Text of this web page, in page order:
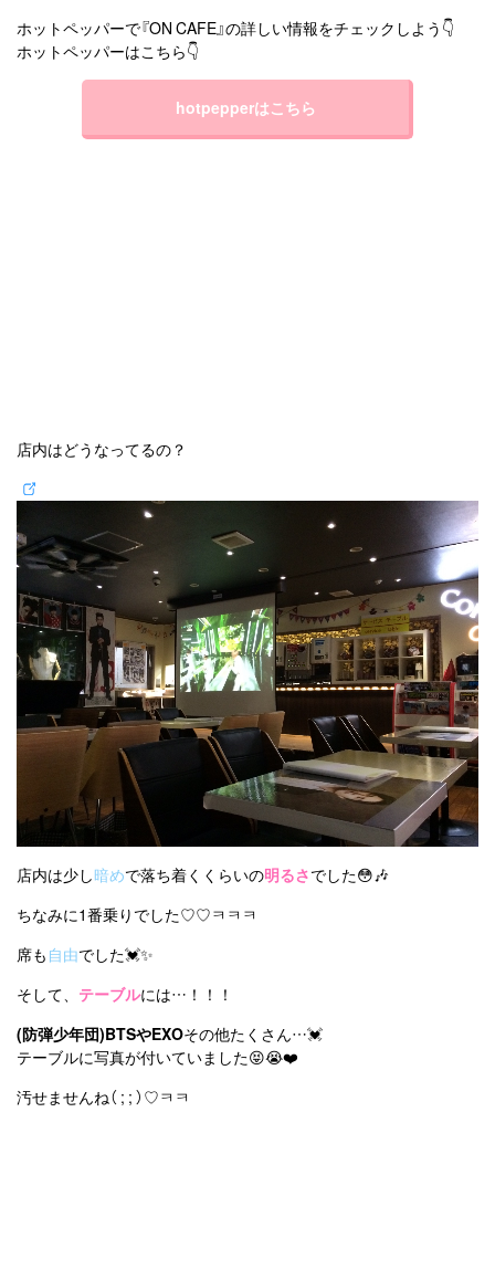
ホットペッパーで『ON CAFE』の詳しい情報をチェックしよう👇
ホットペッパーはこちら👇
hotpepperはこちら
店内はどうなってるの？
店内は少し暗めで落ち着くくらいの明るさでした😳🎶
ちなみに1番乗りでした♡♡ㅋㅋㅋ
席も 自由でした💓✨
そして、 テーブルには…！！！
(防弾少年団)BTSやEXOその他たくさん…💓
テーブルに写真が付いていました😝😭❤️
汚せませんね（ ; ; ）♡ㅋㅋ